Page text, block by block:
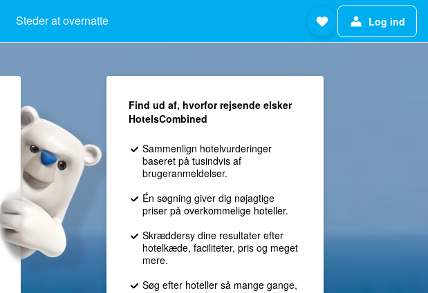
Steder at overnatte Log ind
Find ud af, hvorfor rejsende elsker
HotelsCombined
Sammenlign hotelvurderinger
baseret på tusindvis af
brugeranmeldelser.
Én søgning giver dig nøjagtige
priser på overkommelige hoteller.
Skræddersy dine resultater efter
hotelkæde, faciliteter, pris og meget
mere.
Søg efter hoteller så mange gange,